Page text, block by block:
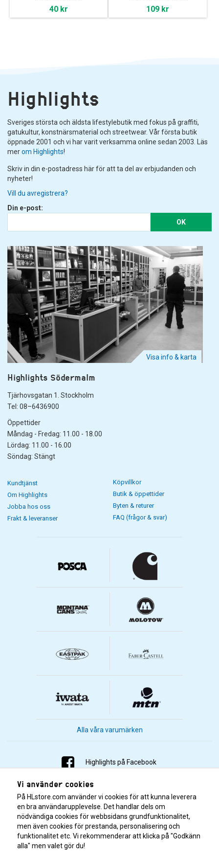
40 kr 109 kr
Highlights
Sveriges största och äldsta lifestylebutik med fokus på graffiti,
gatukultur, konstnärsmaterial och streetwear. Vår första butik
öppnade 2001 och vi har varit verksamma online sedan 2003. Läs
merom Highlights!
Skriv in din e-postadress här för att ta del av erbjudanden och
nyheter!
Vill du avregistrera?
Din e-post:
OK
Visa info & karta
Highlights Södermalm
Tjärhovsgatan 1. Stockholm
Tel: 08–6436900
Öppettider
Måndag - Fredag: 11.00 - 18.00
Lördag: 11.00 - 16.00
Söndag: Stängt
Kundtjänst
Om Highlights
Jobba hos oss
Frakt & leveranser
Köpvillkor
Butik & öppettider
Byten & returer
FAQ (frågor & svar)
Alla våra varumärken
Highlights på Facebook
Highlights på Instagram
Highlights på Youtube
Highlights på Tiktok
Vi använder cookies
På HLstore.com använder vi cookies för att kunna leverera
en bra användarupplevelse. Det handlar dels om
nödvändiga cookies för webbsidans grundfunktionalitet,
men även cookies för prestanda, personalisering och
funktionalitet etc. Vi rekommenderar att klicka på "Godkänn
alla" men valet gör du!